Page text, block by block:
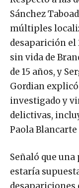
Sánchez
múltiples
desaparición
sin vida de
de 15 años, y
Gordian
investigado y
delictivas,
Paola
Señaló que una
estaría